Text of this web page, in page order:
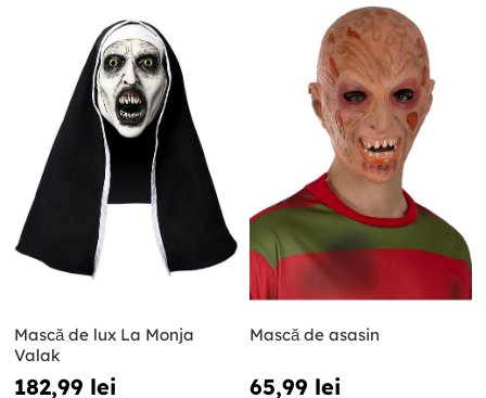
Mască de lux La Monja
Valak
182,99 lei
Mască de asasin
65,99 lei